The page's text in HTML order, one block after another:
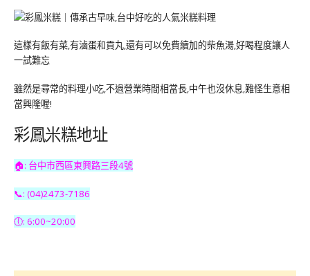
這樣有飯有菜,有滷蛋和貢丸,還有可以免費續加的柴魚湯,好喝程度讓人
一試難忘
雖然是尋常的料理小吃,不過營業時間相當長,中午也沒休息,難怪生意相
當興隆喔!
彩鳳米糕地址
🏠: 台中市西區東興路三段4號
📞: (04)2473-7186
🕕: 6:00~20:00